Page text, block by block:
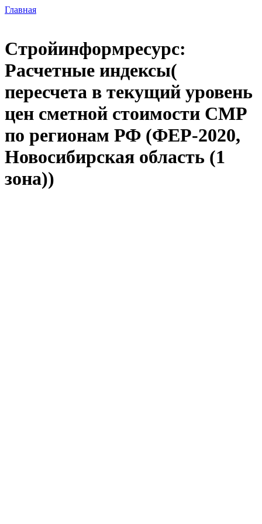
Главная
Стройинформресурс:
Расчетные индексы(
пересчета в текущий уровень
цен сметной стоимости СМР
по регионам РФ (ФЕР-2020,
Новосибирская область (1
зона))